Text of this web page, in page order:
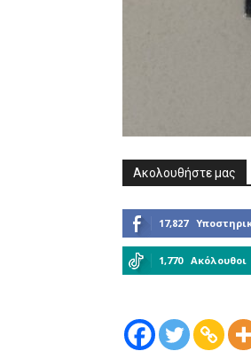
Ακολουθήστε μας
17,827
1,770 Ακόλουθοι